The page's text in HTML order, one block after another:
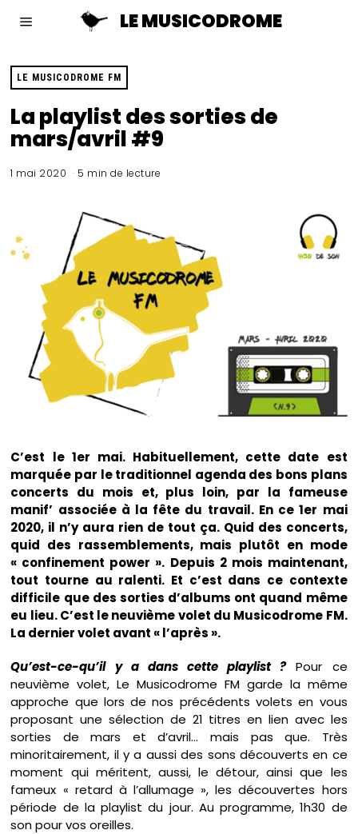
LE MUSICODROME
LE MUSICODROME FM
La playlist des sorties de
mars/avril #9
1 mai 2020 5 min de lecture
C’est le 1er mai. Habituellement, cette date est
marquée par le traditionnel agenda des bons plans
concerts du mois et, plus loin, par la fameuse
manif’ associée à la fête du travail. En ce 1er mai
2020, il n’y aura rien de tout ça. Quid des concerts,
quid des rassemblements, mais plutôt en mode
« confinement power ». Depuis 2 mois maintenant,
tout tourne au ralenti. Et c’est dans ce contexte
difficile que des sorties d’albums ont quand même
eu lieu. C’est le neuvième volet du Musicodrome FM.
La dernier volet avant « l’après ».
Qu’est-ce-qu’il y a dans cette playlist ?Pour ce
neuvième volet, Le Musicodrome FM garde la même
approche que lors de nos précédents volets en vous
proposant une sélection de 21 titres en lien avec les
sorties de mars et d’avril… mais pas que. Très
minoritairement, il y a aussi des sons découverts en ce
moment qui méritent, aussi, le détour, ainsi que les
fameux « retard à l’allumage », les découvertes hors
période de la playlist du jour. Au programme, 1h30 de
son pour vos oreilles.